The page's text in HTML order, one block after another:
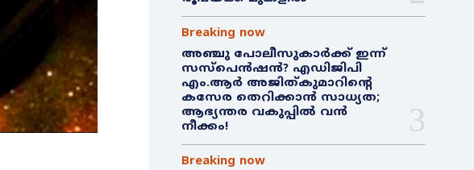
Breaking now
അഞ്ചു പോലീസുകാർക്ക് ഇന്ന്
സസ്‌പെൻഷൻ? എഡിജിപി
എം.ആർ അജിത്കുമാറിൻ്റെ
കസേര തെറിക്കാൻ സാധ്യത;
ആഭ്യന്തര വകുപ്പിൽ വൻ
നീക്കം!
Breaking now